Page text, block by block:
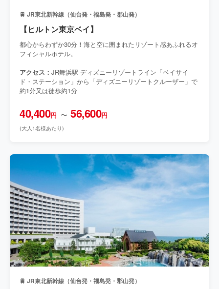
🚆 JR東北新幹線（仙台発・福島発・郡山発）
【ヒルトン東京ベイ】
都心からわずか30分！海と空に囲まれたリゾート感あふれるオ
フィシャルホテル。
アクセス： JR舞浜駅 ディズニーリゾートライン「ベイサイ
ド・ステーション」から「ディズニーリゾートクルーザー」で
約1分又は徒歩約1分
40,400円 〜 56,600円
(大人1名様あたり)
🚆 JR東北新幹線（仙台発・福島発・郡山発）